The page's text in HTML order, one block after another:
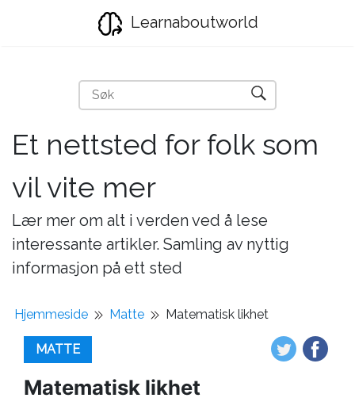
Learnaboutworld
Et nettsted for folk som
vil vite mer
Lær mer om alt i verden ved å lese
interessante artikler. Samling av nyttig
informasjon på ett sted
Hjemmeside Matte Matematisk likhet
MATTE
Matematisk likhet